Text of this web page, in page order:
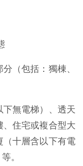
（包括：獨棟、
下無電梯）、透天
住宅或複合型大
十層含以下有電
。